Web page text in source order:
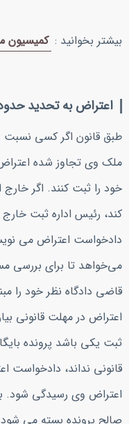
بیشتر بخوانید : کمیسیون ماده 12 [قانون
اعتراض به تحدید
طبق قانون اگر کسی
ملک وی تجاوز شده
خود را ثبت کنند. اگر
کند، رئیس اداره ثبت خارج
دادخواست اعتراض می
می‌خواهد تا برای بررسی
قاضی دادگاه نظر خود را
اعتراض در مهلت قانونی
ثبت یکی باشد پرونده
قانونی نداند، دادخواست
اعتراض وی رسیدگی شود.
صالح پرونده بسته می